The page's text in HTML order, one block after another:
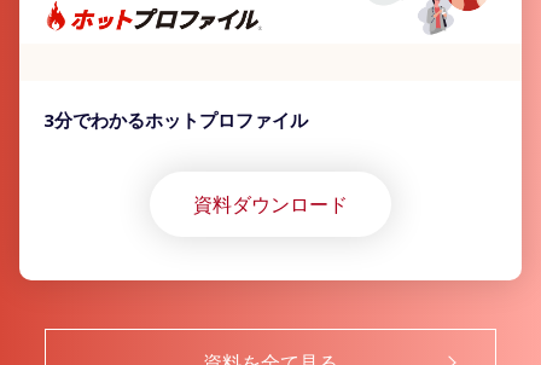
3分でわかるホットプロファイル
資料ダウンロード